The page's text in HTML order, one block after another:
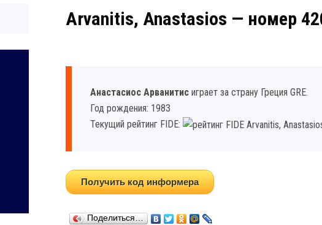
Arvanitis, Anastasios — номер
Анастасиос Арванитис играет за страну Греция GRE.
Год рождения: 1983
Текущий рейтинг FIDE:
Получить код информера
Поделиться…